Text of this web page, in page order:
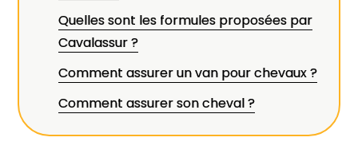
Quelles sont les formules proposées par
Cavalassur ?
Comment assurer un van pour chevaux ?
Comment assurer son cheval ?